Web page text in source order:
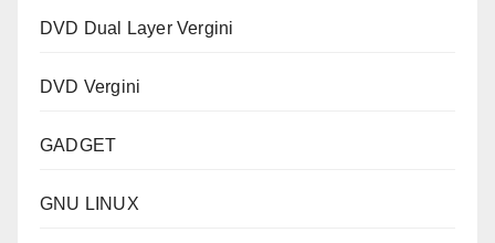
DVD Dual Layer Vergini
DVD Vergini
GADGET
GNU LINUX